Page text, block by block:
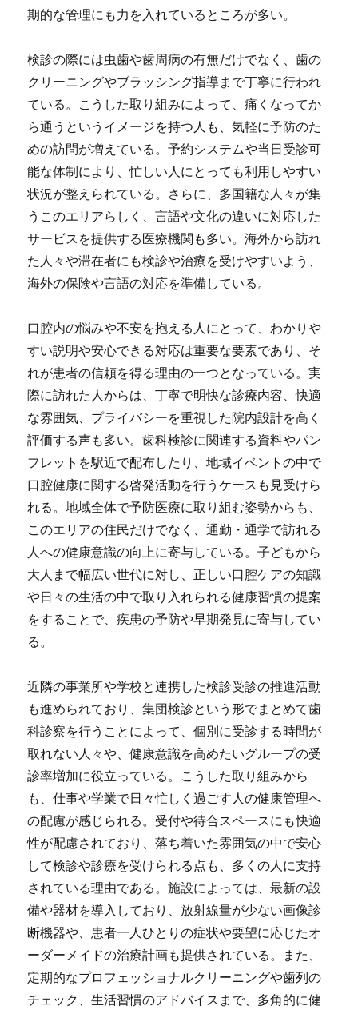
期的な管理にも力を入れているところが多い。
検診の際には虫歯や歯周病の有無だけでなく、歯の
クリーニングやブラッシング指導まで丁寧に行われ
ている。こうした取り組みによって、痛くなってか
ら通うというイメージを持つ人も、気軽に予防のた
めの訪問が増えている。予約システムや当日受診可
能な体制により、忙しい人にとっても利用しやすい
状況が整えられている。さらに、多国籍な人々が集
うこのエリアらしく、言語や文化の違いに対応した
サービスを提供する医療機関も多い。海外から訪れ
た人々や滞在者にも検診や治療を受けやすいよう、
海外の保険や言語の対応を準備している。
口腔内の悩みや不安を抱える人にとって、わかりや
すい説明や安心できる対応は重要な要素であり、そ
れが患者の信頼を得る理由の一つとなっている。実
際に訪れた人からは、丁寧で明快な診療内容、快適
な雰囲気、プライバシーを重視した院内設計を高く
評価する声も多い。歯科検診に関連する資料やパン
フレットを駅近で配布したり、地域イベントの中で
口腔健康に関する啓発活動を行うケースも見受けら
れる。地域全体で予防医療に取り組む姿勢からも、
このエリアの住民だけでなく、通勤・通学で訪れる
人への健康意識の向上に寄与している。子どもから
大人まで幅広い世代に対し、正しい口腔ケアの知識
や日々の生活の中で取り入れられる健康習慣の提案
をすることで、疾患の予防や早期発見に寄与してい
る。
近隣の事業所や学校と連携した検診受診の推進活動
も進められており、集団検診という形でまとめて歯
科診察を行うことによって、個別に受診する時間が
取れない人々や、健康意識を高めたいグループの受
診率増加に役立っている。こうした取り組みから
も、仕事や学業で日々忙しく過ごす人の健康管理へ
の配慮が感じられる。受付や待合スペースにも快適
性が配慮されており、落ち着いた雰囲気の中で安心
して検診や診療を受けられる点も、多くの人に支持
されている理由である。施設によっては、最新の設
備や器材を導入しており、放射線量が少ない画像診
断機器や、患者一人ひとりの症状や要望に応じたオ
ーダーメイドの治療計画も提供されている。また、
定期的なプロフェッショナルクリーニングや歯列の
チェック、生活習慣のアドバイスまで、多角的に健